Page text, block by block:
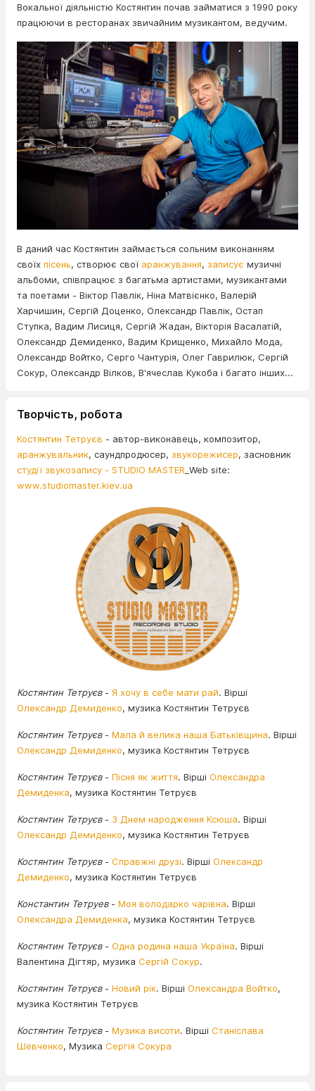
Вокальної діяльністю Костянтин почав займатися з 1990 року
працюючи в ресторанах звичайним музикантом, ведучим.
В даний час Костянтин займається сольним виконанням
своїх пісень, створює свої аранжування, записує музичні
альбоми, співпрацює з багатьма артистами, музикантами
та поетами - Віктор Павлік, Ніна Матвієнко, Валерій
Харчишин, Сергій Доценко, Олександр Павлік, Остап
Ступка, Вадим Лисиця, Сергій Жадан, Вікторія Васалатій,
Олександр Демиденко, Вадим Крищенко, Михайло Мода,
Олександр Войтко, Серго Чантурія, Олег Гаврилюк, Сергій
Сокур, Олександр Вілков, В'ячеслав Кукоба і багато інших...
Творчість, робота
Костянтин Тетруєв - автор-виконавець, композитор,
аранжувальник, саундпродюсер, звукорежисер, засновник
студії звукозапису - STUDIO MASTER _Web site:
www.studiomaster.kiev.ua
Костянтин Тетруєв- Я хочу в себе мати рай. Вірші
Олександр Демиденко, музика Костянтин Тетруєв
Костянтин Тетруєв- Мала й велика наша Батьківщина. Вірші
Олександр Демиденко, музика Костянтин Тетруєв
Костянтин Тетруєв- Пісня як життя. Вірші Олександра
Демиденка, музика Костянтин Тетруєв
Костянтин Тетруєв- З Днем народження Ксюша. Вірші
Олександр Демиденко, музика Костянтин Тетруєв
Костянтин Тетруєв- Справжні друзі. Вірші Олександр
Демиденко, музика Костянтин Тетруєв
Константин Тетруев- Моя володарко чарівна. Вірші
Олександра Демиденка, музика Костянтин Тетруєв
Костянтин Тетруєв- Одна родина наша Україна. Вірші
Валентина Дігтяр, музика Сергій Сокур.
Костянтин Тетруєв - Новий рік. Вірші Олександра Войтко,
музика Костянтин Тетруєв
Костянтин Тетруєв- Музика висоти. Вірші Станіслава
Шевченко, Музика Сергія Сокура